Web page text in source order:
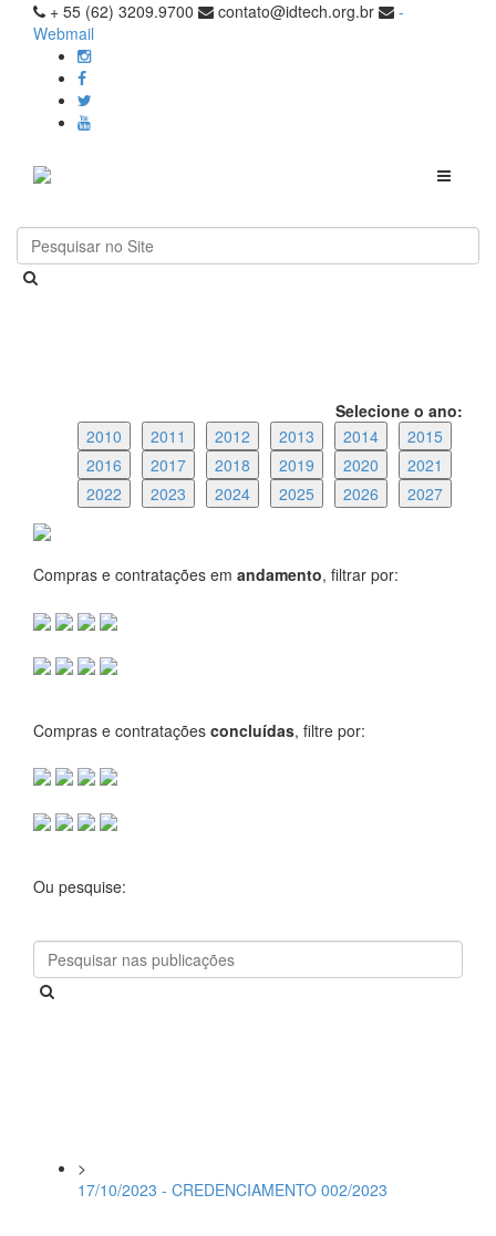
+ 55 (62) 3209.9700 contato@idtech.org.br
-
Webmail
Toggle
Selecione o ano:
2010
2011 2012 2013 2014
2015
2016
2017 2018 2019 2020
2021
2022
2023 2024 2025 2026 2027
Compras e contratações em andamento, filtrar por:
Compras e contratações concluídas, filtre por:
Ou pesquise:
>
17/10/2023 - CREDENCIAMENTO 002/2023